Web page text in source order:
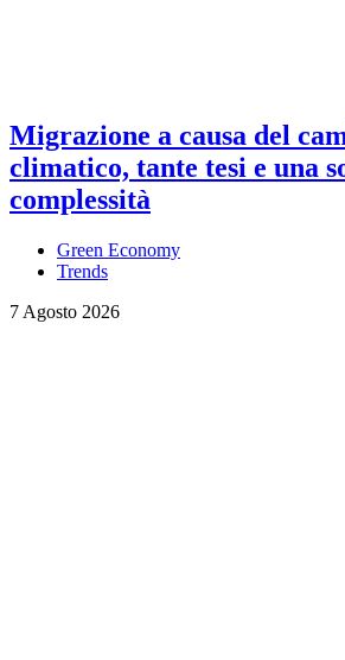
Migrazione a causa del
climatico, tante tesi e una
complessità
Green Economy
Trends
7 Agosto 2026